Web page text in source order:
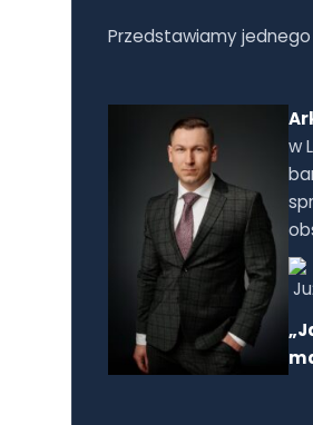
Przedstawiamy jednego
w